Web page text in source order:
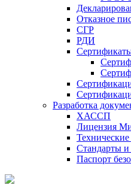
Отказное
СГР
РДИ
Разработка
ХАССП
Лицензия
Стандарты и
Паспорт